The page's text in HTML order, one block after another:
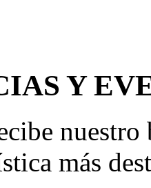
Y
nuestro
más